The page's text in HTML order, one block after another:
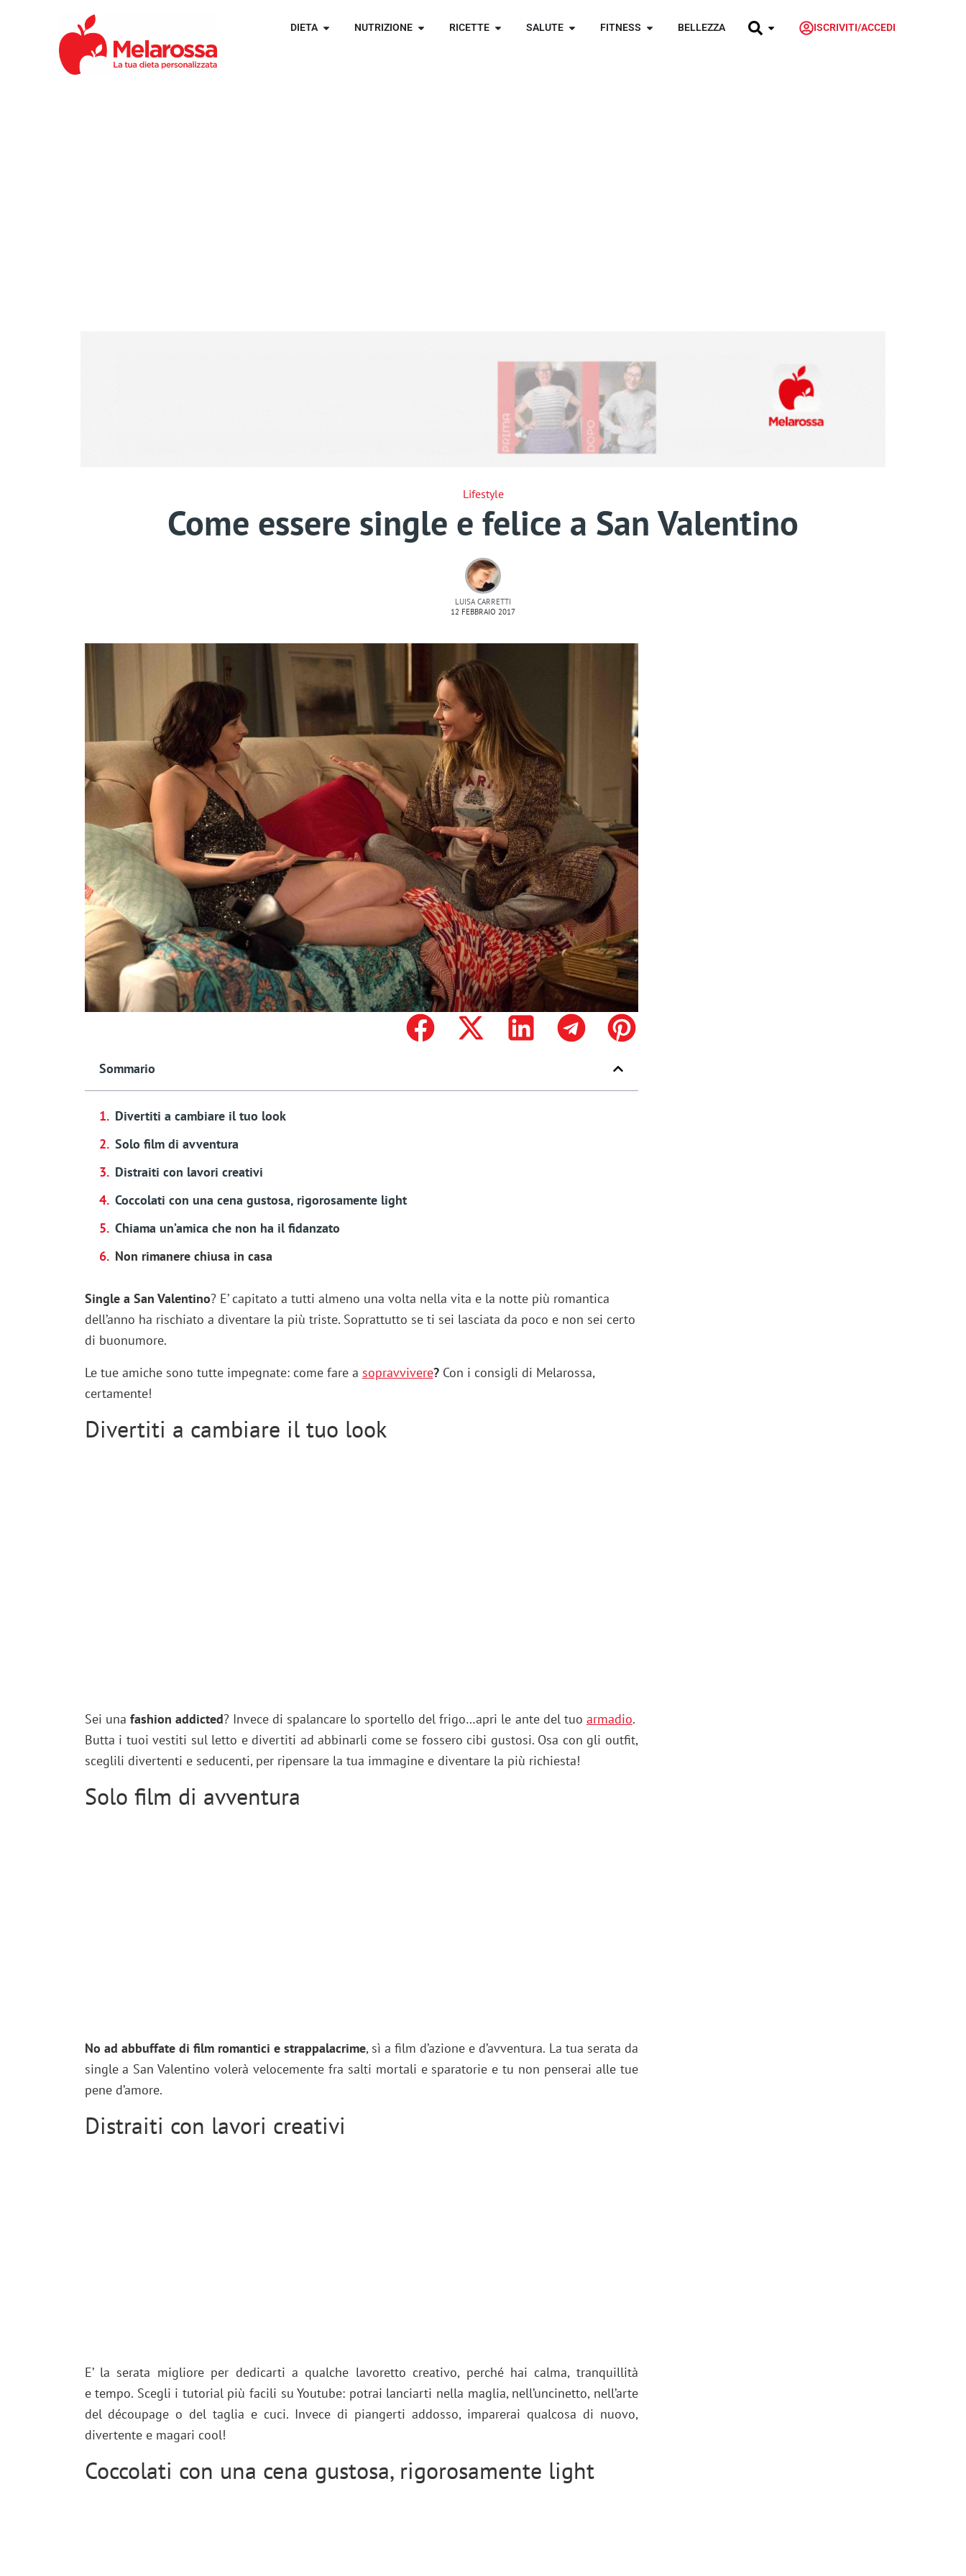
DIETA NUTRIZIONE RICETTE SALUTE FITNESS BELLEZZA ISCRIVITI/ACCEDI
Lifestyle
Come essere single e felice a San Valentino
LUISA CARRETTI
12 FEBBRAIO 2017
Sommario
Divertiti a cambiare il tuo look
Solo film di avventura
Distraiti con lavori creativi
Coccolati con una cena gustosa, rigorosamente light
Chiama un’amica che non ha il fidanzato
Non rimanere chiusa in casa
Single a San Valentino? E’ capitato a tutti almeno una volta nella vita e la notte più romantica
dell’anno ha rischiato a diventare la più triste. Soprattutto se ti sei lasciata da poco e non sei certo
di buonumore.
Le tue amiche sono tutte impegnate: come fare a sopravvivere?Con i consigli di Melarossa,
certamente!
Divertiti a cambiare il tuo look
Sei una fashion addicted? Invece di spalancare lo sportello del frigo…apri le ante del tuo armadio.
Butta i tuoi vestiti sul letto e divertiti ad abbinarli come se fossero cibi gustosi. Osa con gli outfit,
sceglili divertenti e seducenti, per ripensare la tua immagine e diventare la più richiesta!
Solo film di avventura
No ad abbuffate di film romantici e strappalacrime, sì a film d’azione e d’avventura. La tua serata da
single a San Valentino volerà velocemente fra salti mortali e sparatorie e tu non penserai alle tue
pene d’amore.
Distraiti con lavori creativi
E’ la serata migliore per dedicarti a qualche lavoretto creativo, perché hai calma, tranquillità
e tempo. Scegli i tutorial più facili su Youtube: potrai lanciarti nella maglia, nell’uncinetto, nell’arte
del découpage o del taglia e cuci. Invece di piangerti addosso, imparerai qualcosa di nuovo,
divertente e magari cool!
Coccolati con una cena gustosa, rigorosamente light